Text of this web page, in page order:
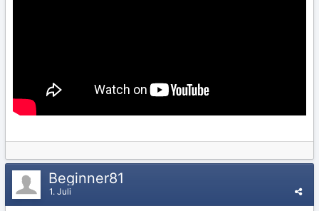
Beginner81
1. Juli